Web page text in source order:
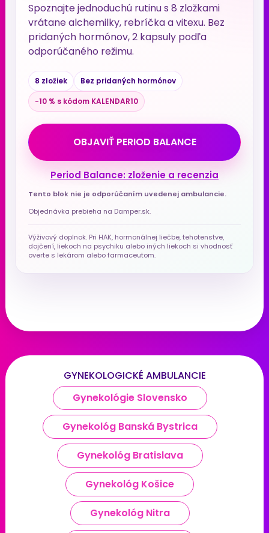
Spoznajte jednoduchú rutinu s 8 zložkami
vrátane alchemilky, rebríčka a vitexu. Bez
pridaných hormónov, 2 kapsuly podľa
odporúčaného režimu.
8 zložiek
Bez pridaných hormónov
−10 % s kódom KALENDAR10
OBJAVIŤ PERIOD BALANCE
Period Balance: zloženie a recenzia
Tento blok nie je odporúčaním uvedenej ambulancie.
Objednávka prebieha na Damper.sk.
Výživový doplnok. Pri HAK, hormonálnej liečbe, tehotenstve,
dojčení, liekoch na psychiku alebo iných liekoch si vhodnosť
overte s lekárom alebo farmaceutom.
GYNEKOLOGICKÉ AMBULANCIE
Gynekológie Slovensko
Gynekológ Banská Bystrica
Gynekológ Bratislava
Gynekológ Košice
Gynekológ Nitra